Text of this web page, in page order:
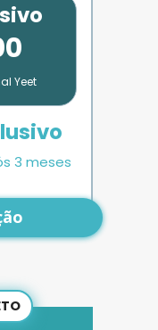
Yeet
3 meses